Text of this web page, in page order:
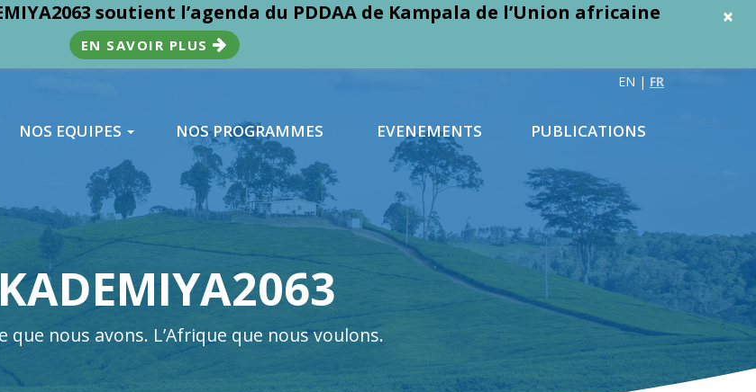
×
soutient l’agenda du PDDAA de Kampala de l’Union africaine
EN SAVOIR PLUS
EN | FR
NOS EQUIPES NOS PROGRAMMES EVENEMENTS PUBLICATIONS
que nous avons. L’Afrique que nous voulons.